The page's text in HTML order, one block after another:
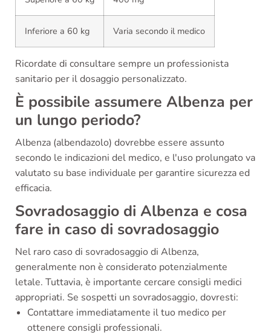
Inferiore a 60 kg Varia secondo il medico
Ricordate di consultare sempre un professionista
sanitario per il dosaggio personalizzato.
È possibile assumere Albenza per
un lungo periodo?
Albenza (albendazolo) dovrebbe essere assunto
secondo le indicazioni del medico, e l'uso prolungato va
valutato su base individuale per garantire sicurezza ed
efficacia.
Sovradosaggio di Albenza e cosa
fare in caso di sovradosaggio
Nel raro caso di sovradosaggio di Albenza,
generalmente non è considerato potenzialmente
letale. Tuttavia, è importante cercare consigli medici
appropriati. Se sospetti un sovradosaggio, dovresti:
Contattare immediatamente il tuo medico per
ottenere consigli professionali.